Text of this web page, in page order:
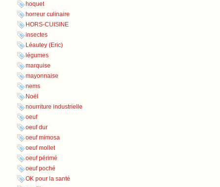
hoquet
horreur culinaire
HORS-CUISINE
insectes
Léautey (Eric)
légumes
marquise
mayonnaise
nems
Noël
nourriture industrielle
oeuf
oeuf dur
oeuf mimosa
oeuf mollet
oeuf périmé
oeuf poché
OK pour la santé